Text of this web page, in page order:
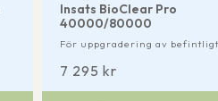
Insats BioClear Pro
40000/80000
7 295 kr
För uppgradering av